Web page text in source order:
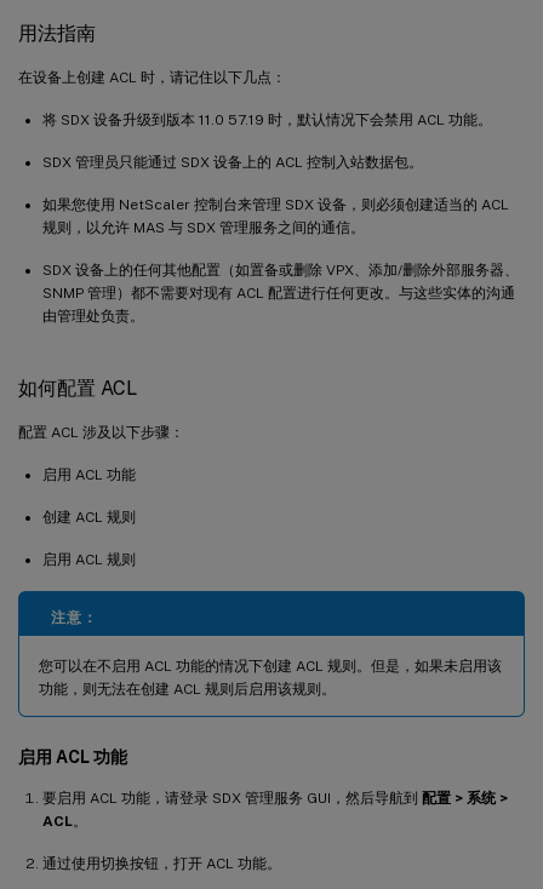
用法指南
在设备上创建 ACL 时，请记住以下几点：
将 SDX 设备升级到版本 11.0 57.19 时，默认情况下会禁用 ACL 功能。
SDX 管理员只能通过 SDX 设备上的 ACL 控制入站数据包。
如果您使用 NetScaler 控制台来管理 SDX 设备，则必须创建适当的 ACL
规则，以允许 MAS 与 SDX 管理服务之间的通信。
SDX 设备上的任何其他配置（如置备或删除 VPX、添加/删除外部服务器、
SNMP 管理）都不需要对现有 ACL 配置进行任何更改。与这些实体的沟通
由管理处负责。
如何配置 ACL
配置 ACL 涉及以下步骤：
启用 ACL 功能
创建 ACL 规则
启用 ACL 规则
注意：
您可以在不启用 ACL 功能的情况下创建 ACL 规则。但是，如果未启用该
功能，则无法在创建 ACL 规则后启用该规则。
启用 ACL 功能
要启用 ACL 功能，请登录 SDX 管理服务 GUI，然后导航到 配置 > 系统 >
ACL。
通过使用切换按钮，打开 ACL 功能。